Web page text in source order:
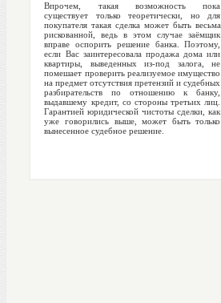
Впрочем, такая возможность пока
существует только теоретически, но для
покупателя такая сделка может быть весьма
рискованной, ведь в этом случае заёмщик
вправе оспорить решение банка. Поэтому,
если Вас заинтересовала продажа дома или
квартиры, выведенных из-под залога, не
помешает проверить реализуемое имущество
на предмет отсутствия претензий и судебных
разбирательств по отношению к банку,
выдавшему кредит, со стороны третьих лиц.
Гарантией юридической чистоты сделки, как
уже говорились выше, может быть только
вынесенное судебное решение.